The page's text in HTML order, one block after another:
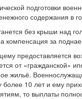
подготовки
содержания в
без крыши над
компенсация за
предоставляется
от «гражданской»
жильё.
более 10 лет и ему
то выплаты